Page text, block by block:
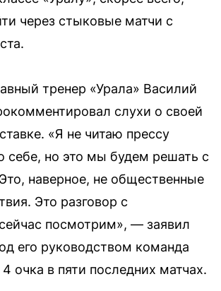
через стыковые матчи с
тренер «Урала» Василий
слухи о своей
«Я не читаю прессу
себе, но это мы будем решать с
наверное, не общественные
Это разговор с
посмотрим», — заявил
его руководством команда
4 очка в пяти последних матчах.